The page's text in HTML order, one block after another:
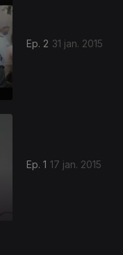
Ep. 2 31 jan. 2015
Ep. 1 17 jan. 2015